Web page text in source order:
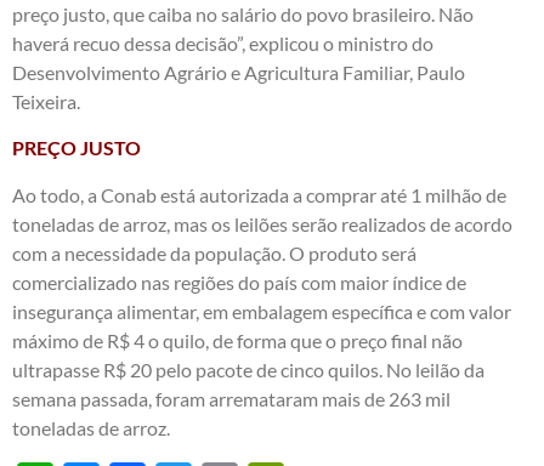
preço justo, que caiba no salário do povo brasileiro. Não
haverá recuo dessa decisão”, explicou o ministro do
Desenvolvimento Agrário e Agricultura Familiar, Paulo
Teixeira.
PREÇO JUSTO
Ao todo, a Conab está autorizada a comprar até 1 milhão de
toneladas de arroz, mas os leilões serão realizados de acordo
com a necessidade da população. O produto será
comercializado nas regiões do país com maior índice de
insegurança alimentar, em embalagem específica e com valor
máximo de R$ 4 o quilo, de forma que o preço final não
ultrapasse R$ 20 pelo pacote de cinco quilos. No leilão da
semana passada, foram arremataram mais de 263 mil
toneladas de arroz.